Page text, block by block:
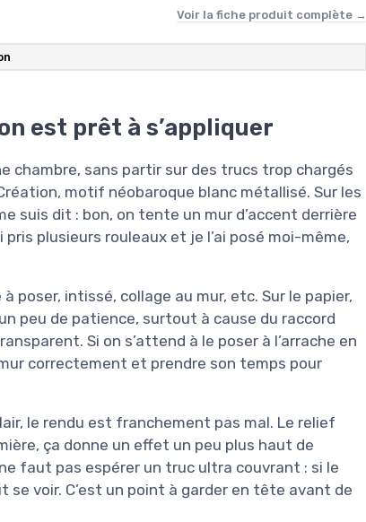
Voir la fiche produit complète →
est prêt à s’appliquer
chambre, sans partir sur des trucs trop chargés
motif néobaroque blanc métallisé. Sur les
suis dit : bon, on tente un mur d’accent derrière
plusieurs rouleaux et je l’ai posé moi-même,
poser, intissé, collage au mur, etc. Sur le papier,
peu de patience, surtout à cause du raccord
Si on s’attend à le poser à l’arrache en
correctement et prendre son temps pour
le rendu est franchement pas mal. Le relief
ça donne un effet un peu plus haut de
faut pas espérer un truc ultra couvrant : si le
voir. C’est un point à garder en tête avant de